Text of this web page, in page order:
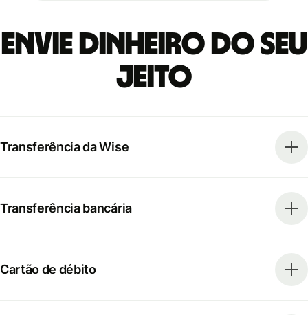
Envie dinheiro do seu
jeito
Transferência da Wise
Transferência bancária
Cartão de débito